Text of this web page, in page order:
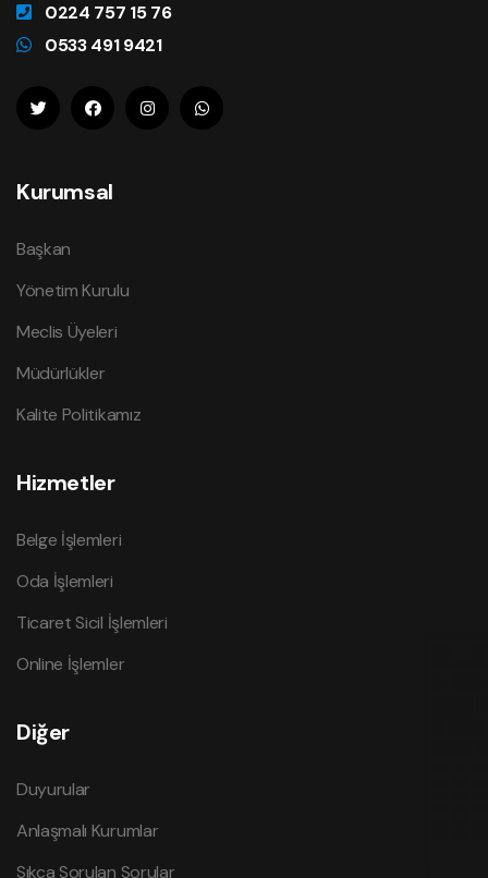
0224 757 15 76
0533 491 9421
Kurumsal
Başkan
Yönetim Kurulu
Meclis Üyeleri
Müdürlükler
Kalite Politikamız
Hizmetler
Belge İşlemleri
Oda İşlemleri
Ticaret Sicil İşlemleri
Online İşlemler
Diğer
Duyurular
Anlaşmalı Kurumlar
Sıkça Sorulan Sorular